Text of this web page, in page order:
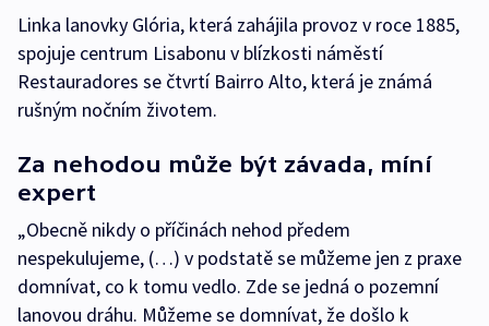
Linka lanovky Glória, která zahájila provoz v roce 1885,
spojuje centrum Lisabonu v blízkosti náměstí
Restauradores se čtvrtí Bairro Alto, která je známá
rušným nočním životem.
Za nehodou může být závada, míní
expert
„Obecně nikdy o příčinách nehod předem
nespekulujeme, (…) v podstatě se můžeme jen z praxe
domnívat, co k tomu vedlo. Zde se jedná o pozemní
lanovou dráhu. Můžeme se domnívat, že došlo k